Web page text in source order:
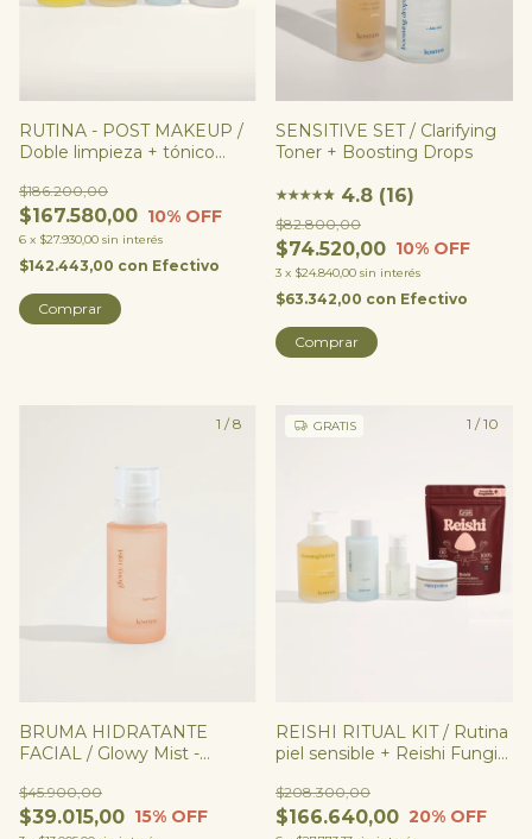
RUTINA - POST MAKEUP /
Doble limpieza + tónico
$167.580,00
$186.200,00
10% OFF
6 x $27.930,00 sin interés
$142.443,00 con Efectivo
Comprar
SENSITIVE SET / Clarifying
Toner + Boosting Drops
★★★★★
★ 4.8 (16)
$74.520,00
$82.800,00
10% OFF
3 x $24.840,00 sin interés
$63.342,00 con Efectivo
1 /8
BRUMA HIDRATANTE
FACIAL / Glowy Mist -
Pantenol
$39.015,00
$45.900,00
15% OFF
1 /10
GRATIS
REISHI RITUAL KIT / Rutina
piel sensible + Reishi Fungi
$166.640,00
$208.300,00
20% OFF